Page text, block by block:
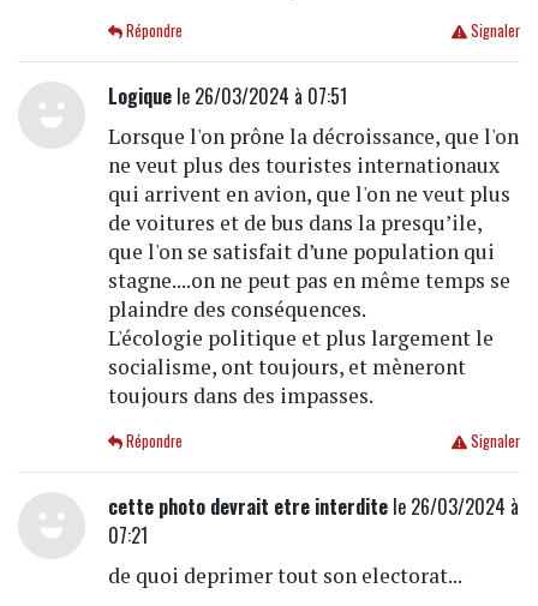
Signaler
Répondre
Logiquele 26/03/2024 à 07:51
Lorsque l'on prône la décroissance, que l'on
ne veut plus des touristes internationaux
qui arrivent en avion, que l'on ne veut plus
de voitures et de bus dans la presqu’ile,
que l'on se satisfait d’une population qui
stagne....on ne peut pas en même temps se
plaindre des conséquences.
L'écologie politique et plus largement le
socialisme, ont toujours, et mèneront
toujours dans des impasses.
Signaler
Répondre
cette photo devrait etre interditele 26/03/2024 à
07:21
de quoi deprimer tout son electorat...